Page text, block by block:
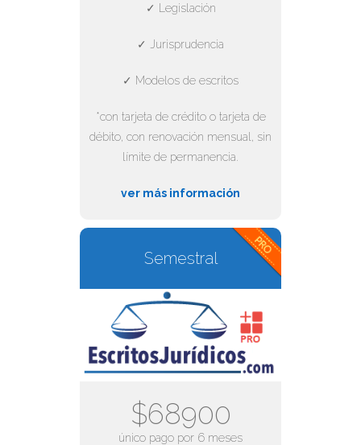
✓ Legislación
✓ Jurisprudencia
✓ Modelos de escritos
*con tarjeta de crédito o tarjeta de
débito, con renovación mensual, sin
límite de permanencia.
ver más información
Semestral
$68900
único pago por 6 meses